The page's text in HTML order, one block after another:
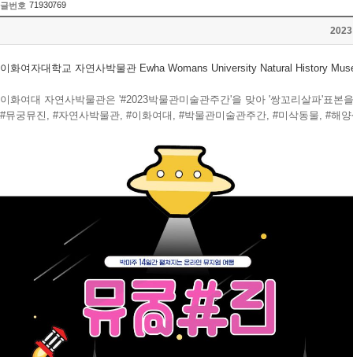
글번호 71930769
이화여자대학교 자연사박물관 Ewha Womans University Natural History
이화여대 자연사박물관은 '#2023박물관미술관주간'을 맞아 '쌍꼬리살파'표본
#뮤궁뮤진, #자연사박물관, #이화여대, #박물관미술관주간, #미삭동물, #해